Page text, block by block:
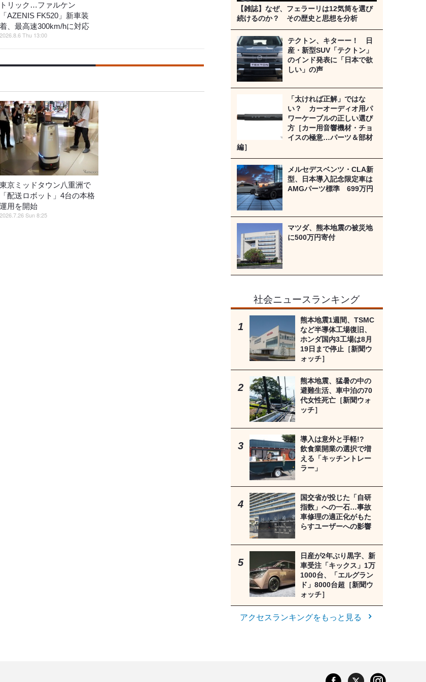
トリック…ファルケン
「AZENIS FK520」新車装
着、最高速300km/hに対応
2026.8.6 Thu 13:00
東京ミッドタウン八重洲で
「配送ロボット」4台の本格
運用を開始
2026.7.26 Sun 8:25
【雑誌】なぜ、フェラーリは12気筒を選び
続けるのか？ その歴史と思想を分析
テクトン、キターー！ 日
産・新型SUV「テクトン」
のインド発表に「日本で欲
しい」の声
「太ければ正解」ではな
い？ カーオーディオ用パ
ワーケーブルの正しい選び
方［カー用音響機材・チョ
イスの極意…パーツ＆部材
編］
メルセデスベンツ・CLA新
型、日本導入記念限定車は
AMGパーツ標準 699万円
マツダ、熊本地震の被災地
に500万円寄付
社会ニュースランキング
熊本地震1週間、TSMC
など半導体工場復旧、
ホンダ国内3工場は8月
19日まで停止［新聞ウ
ォッチ］
熊本地震、猛暑の中の
避難生活、車中泊の70
代女性死亡［新聞ウォ
ッチ］
導入は意外と手軽!?
飲食業開業の選択で増
える「キッチントレー
ラー」
国交省が投じた「自研
指数」への一石…事故
車修理の適正化がもた
らすユーザーへの影響
日産が2年ぶり黒字、新
車受注「キックス」1万
1000台、「エルグラン
ド」8000台超［新聞ウ
ォッチ］
アクセスランキングをもっと見る